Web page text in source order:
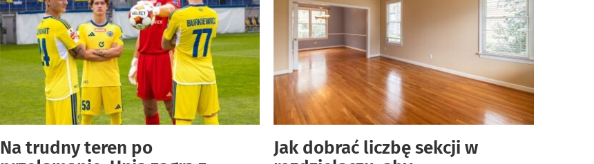
Na trudny teren po
Jak dobrać liczbę sekcji w